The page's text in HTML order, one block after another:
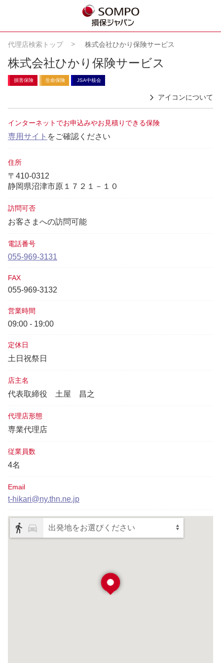
代理店検索トップ 株式会社ひかり保険サービス
株式会社ひかり保険サービス
損害保険 生命保険 JSA中核会
アイコンについて
インターネットでお申込みやお見積りできる保険
専用サイト をご確認ください
住所
〒410-0312
静岡県沼津市原１７２１－１０
訪問可否
お客さまへの訪問可能
電話番号
055-969-3131
FAX
055-969-3132
営業時間
09:00 - 19:00
定休日
土日祝祭日
店主名
代表取締役 土屋 昌之
代理店形態
専業代理店
従業員数
4名
Email
t-hikari@ny.thn.ne.jp
出発地をお選びください